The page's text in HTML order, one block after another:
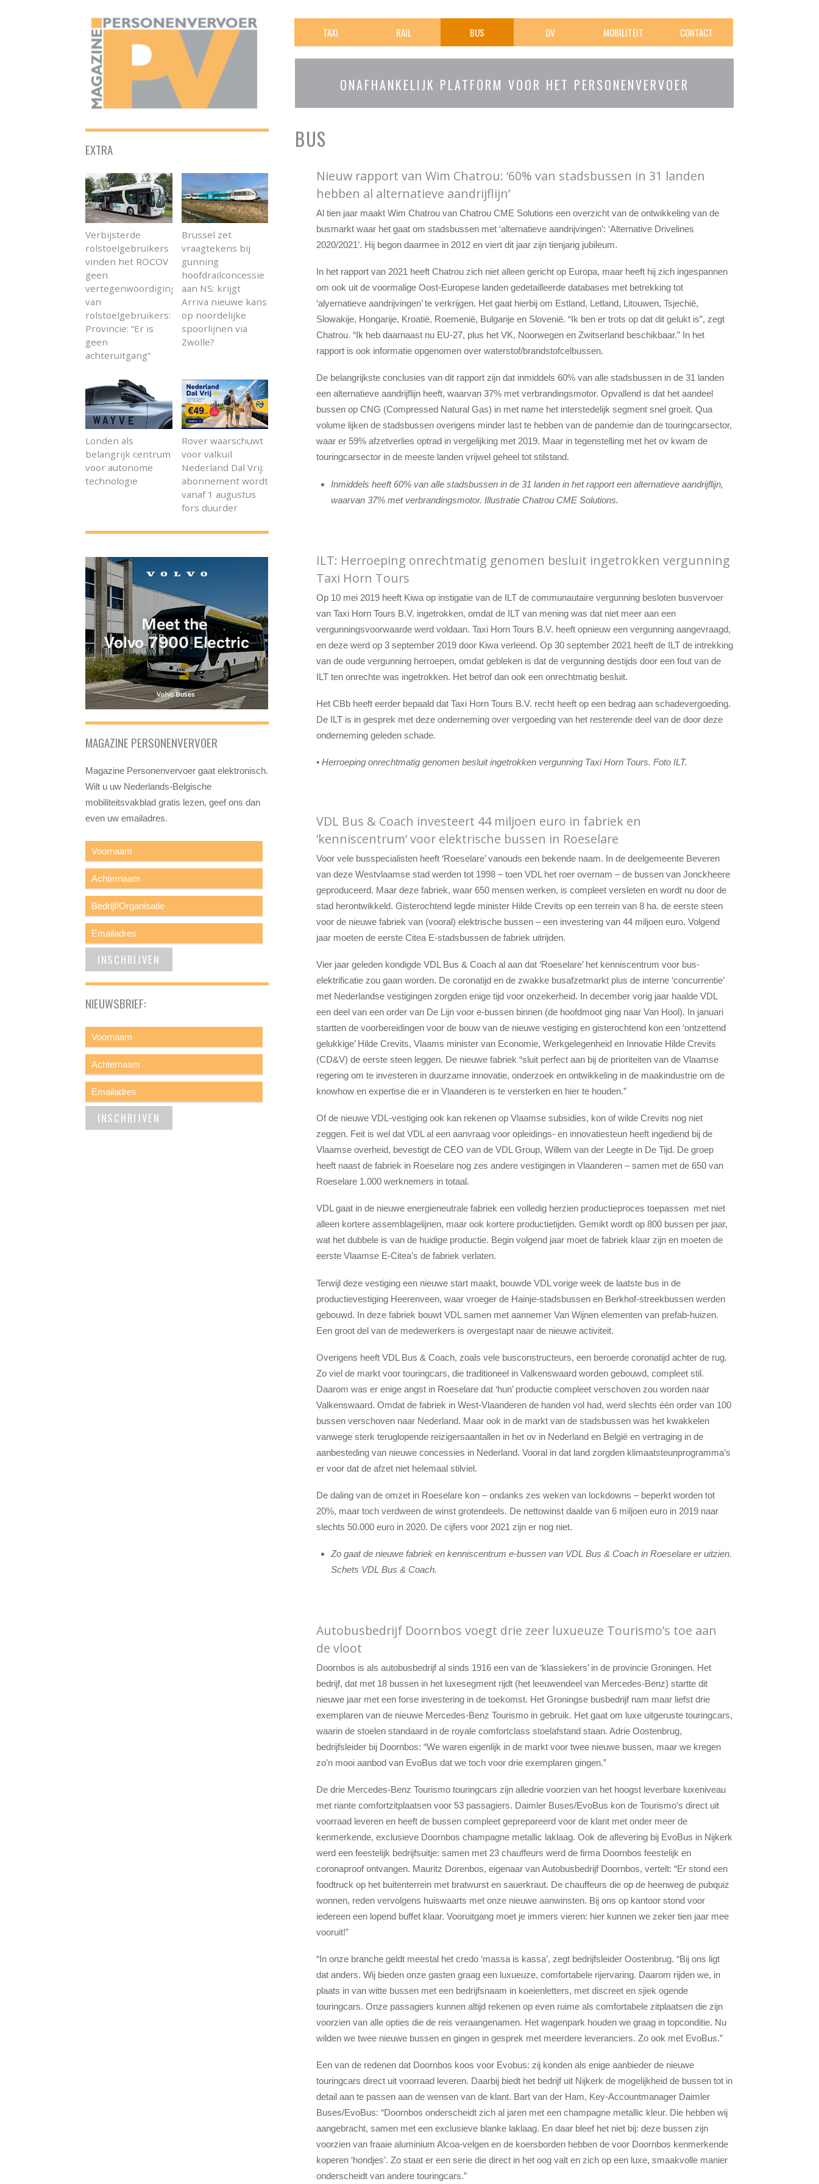
TAXI RAIL BUS OV MOBILITEIT CONTACT
ONAFHANKELIJK PLATFORM VOOR HET PERSONENVERVOER
BUS
Nieuw rapport van Wim Chatrou: ‘60% van stadsbussen in 31 landen
hebben al alternatieve aandrijflijn’
Al tien jaar maakt Wim Chatrou van Chatrou CME Solutions een overzicht van de ontwikkeling van de
busmarkt waar het gaat om stadsbussen met ‘alternatieve aandrijvingen’: ‘Alternative Drivelines
2020/2021’. Hij begon daarmee in 2012 en viert dit jaar zijn tienjarig jubileum.
In het rapport van 2021 heeft Chatrou zich niet alleen gericht op Europa, maar heeft hij zich ingespannen
om ook uit de voormalige Oost-Europese landen gedetailleerde databases met betrekking tot
‘alyernatieve aandrijvingen’ te verkrijgen. Het gaat hierbij om Estland, Letland, Litouwen, Tsjechië,
Slowakije, Hongarije, Kroatië, Roemenië, Bulgarije en Slovenië. “Ik ben er trots op dat dit gelukt is”, zegt
Chatrou. “Ik heb daarnaast nu EU-27, plus het VK, Noorwegen en Zwitserland beschikbaar.” In het
rapport is ook informatie opgenomen over waterstof/brandstofcelbussen.
De belangrijkste conclusies van dit rapport zijn dat inmiddels 60% van alle stadsbussen in de 31 landen
een alternatieve aandrijflijn heeft, waarvan 37% met verbrandingsmotor. Opvallend is dat het aandeel
bussen op CNG (Compressed Natural Gas) in met name het interstedelijk segment snel groeit. Qua
volume lijken de stadsbussen overigens minder last te hebben van de pandemie dan de touringcarsector,
waar er 59% afzetverlies optrad in vergelijking met 2019. Maar in tegenstelling met het ov kwam de
touringcarsector in de meeste landen vrijwel geheel tot stilstand.
Inmiddels heeft 60% van alle stadsbussen in de 31 landen in het rapport een alternatieve aandrijflijn,
waarvan 37% met verbrandingsmotor. Illustratie Chatrou CME Solutions.
ILT: Herroeping onrechtmatig genomen besluit ingetrokken vergunning
Taxi Horn Tours
Op 10 mei 2019 heeft Kiwa op instigatie van de ILT de communautaire vergunning besloten busvervoer
van Taxi Horn Tours B.V. ingetrokken, omdat de ILT van mening was dat niet meer aan een
vergunningsvoorwaarde werd voldaan. Taxi Horn Tours B.V. heeft opnieuw een vergunning aangevraagd,
en deze werd op 3 september 2019 door Kiwa verleend. Op 30 september 2021 heeft de ILT de intrekking
van de oude vergunning herroepen, omdat gebleken is dat de vergunning destijds door een fout van de
ILT ten onrechte was ingetrokken. Het betrof dan ook een onrechtmatig besluit.
Het CBb heeft eerder bepaald dat Taxi Horn Tours B.V. recht heeft op een bedrag aan schadevergoeding.
De ILT is in gesprek met deze onderneming over vergoeding van het resterende deel van de door deze
onderneming geleden schade.
• Herroeping onrechtmatig genomen besluit ingetrokken vergunning Taxi Horn Tours. Foto ILT.
VDL Bus & Coach investeert 44 miljoen euro in fabriek en
‘kenniscentrum’ voor elektrische bussen in Roeselare
Voor vele busspecialisten heeft ‘Roeselare’ vanouds een bekende naam. In de deelgemeente Beveren
van deze Westvlaamse stad werden tot 1998 – toen VDL het roer overnam – de bussen van Jonckheere
geproduceerd. Maar deze fabriek, waar 650 mensen werken, is compleet versleten en wordt nu door de
stad herontwikkeld. Gisterochtend legde minister Hilde Crevits op een terrein van 8 ha. de eerste steen
voor de nieuwe fabriek van (vooral) elektrische bussen – een investering van 44 miljoen euro. Volgend
jaar moeten de eerste Citea E-stadsbussen de fabriek uitrijden.
Vier jaar geleden kondigde VDL Bus & Coach al aan dat ‘Roeselare’ het kenniscentrum voor bus-
elektrificatie zou gaan worden. De coronatijd en de zwakke busafzetmarkt plus de interne ‘concurrentie’
met Nederlandse vestigingen zorgden enige tijd voor onzekerheid. In december vorig jaar haalde VDL
een deel van een order van De Lijn voor e-bussen binnen (de hoofdmoot ging naar Van Hool). In januari
startten de voorbereidingen voor de bouw van de nieuwe vestiging en gisterochtend kon een ‘ontzettend
gelukkige’ Hilde Crevits, Vlaams minister van Economie, Werkgelegenheid en Innovatie Hilde Crevits
(CD&V) de eerste steen leggen. De nieuwe fabriek “sluit perfect aan bij de prioriteiten van de Vlaamse
regering om te investeren in duurzame innovatie, onderzoek en ontwikkeling in de maakindustrie om de
knowhow en expertise die er in Vlaanderen is te versterken en hier te houden.”
Of de nieuwe VDL-vestiging ook kan rekenen op Vlaamse subsidies, kon of wilde Crevits nog niet
zeggen. Feit is wel dat VDL al een aanvraag voor opleidings- en innovatiesteun heeft ingediend bij de
Vlaamse overheid, bevestigt de CEO van de VDL Group, Willem van der Leegte in De Tijd. De groep
heeft naast de fabriek in Roeselare nog zes andere vestigingen in Vlaanderen – samen met de 650 van
Roeselare 1.000 werknemers in totaal.
VDL gaat in de nieuwe energieneutrale fabriek een volledig herzien productieproces toepassen met niet
alleen kortere assemblagelijnen, maar ook kortere productietijden. Gemikt wordt op 800 bussen per jaar,
wat het dubbele is van de huidige productie. Begin volgend jaar moet de fabriek klaar zijn en moeten de
eerste Vlaamse E-Citea’s de fabriek verlaten.
Terwijl deze vestiging een nieuwe start maakt, bouwde VDL vorige week de laatste bus in de
productievestiging Heerenveen, waar vroeger de Hainje-stadsbussen en Berkhof-streekbussen werden
gebouwd. In deze fabriek bouwt VDL samen met aannemer Van Wijnen elementen van prefab-huizen.
Een groot del van de medewerkers is overgestapt naar de nieuwe activiteit.
Overigens heeft VDL Bus & Coach, zoals vele busconstructeurs, een beroerde coronatijd achter de rug.
Zo viel de markt voor touringcars, die traditioneel in Valkenswaard worden gebouwd, compleet stil.
Daarom was er enige angst in Roeselare dat ‘hun’ productie compleet verschoven zou worden naar
Valkenswaard. Omdat de fabriek in West-Vlaanderen de handen vol had, werd slechts één order van 100
bussen verschoven naar Nederland. Maar ook in de markt van de stadsbussen was het kwakkelen
vanwege sterk teruglopende reizigersaantallen in het ov in Nederland en België en vertraging in de
aanbesteding van nieuwe concessies in Nederland. Vooral in dat land zorgden klimaatsteunprogramma’s
er voor dat de afzet niet helemaal stilviel.
De daling van de omzet in Roeselare kon – ondanks zes weken van lockdowns – beperkt worden tot
20%, maar toch verdween de winst grotendeels. De nettowinst daalde van 6 miljoen euro in 2019 naar
slechts 50.000 euro in 2020. De cijfers voor 2021 zijn er nog niet.
Zo gaat de nieuwe fabriek en kenniscentrum e-bussen van VDL Bus & Coach in Roeselare er uitzien.
Schets VDL Bus & Coach.
Autobusbedrijf Doornbos voegt drie zeer luxueuze Tourismo’s toe aan
de vloot
Doornbos is als autobusbedrijf al sinds 1916 een van de ‘klassiekers’ in de provincie Groningen. Het
bedrijf, dat met 18 bussen in het luxesegment rijdt (het leeuwendeel van Mercedes-Benz) startte dit
nieuwe jaar met een forse investering in de toekomst. Het Groningse busbedrijf nam maar liefst drie
exemplaren van de nieuwe Mercedes-Benz Tourismo in gebruik. Het gaat om luxe uitgeruste touringcars,
waarin de stoelen standaard in de royale comfortclass stoelafstand staan. Adrie Oostenbrug,
bedrijfsleider bij Doornbos: “We waren eigenlijk in de markt voor twee nieuwe bussen, maar we kregen
zo’n mooi aanbod van EvoBus dat we toch voor drie exemplaren gingen.”
De drie Mercedes-Benz Tourismo touringcars zijn alledrie voorzien van het hoogst leverbare luxeniveau
met riante comfortzitplaatsen voor 53 passagiers. Daimler Buses/EvoBus kon de Tourismo’s direct uit
voorraad leveren en heeft de bussen compleet geprepareerd voor de klant met onder meer de
kenmerkende, exclusieve Doornbos champagne metallic laklaag. Ook de aflevering bij EvoBus in Nijkerk
werd een feestelijk bedrijfsuitje: samen met 23 chauffeurs werd de firma Doornbos feestelijk en
coronaproof ontvangen. Mauritz Dorenbos, eigenaar van Autobusbedrijf Doornbos, vertelt: “Er stond een
foodtruck op het buitenterrein met bratwurst en sauerkraut. De chauffeurs die op de heenweg de pubquiz
wonnen, reden vervolgens huiswaarts met onze nieuwe aanwinsten. Bij ons op kantoor stond voor
iedereen een lopend buffet klaar. Vooruitgang moet je immers vieren: hier kunnen we zeker tien jaar mee
vooruit!”
“In onze branche geldt meestal het credo ‘massa is kassa’, zegt bedrijfsleider Oostenbrug. “Bij ons ligt
dat anders. Wij bieden onze gasten graag een luxueuze, comfortabele rijervaring. Daarom rijden we, in
plaats in van witte bussen met een bedrijfsnaam in koeienletters, met discreet en sjiek ogende
touringcars. Onze passagiers kunnen altijd rekenen op even ruime als comfortabele zitplaatsen die zijn
voorzien van alle opties die de reis veraangenamen. Het wagenpark houden we graag in topconditie. Nu
wilden we twee nieuwe bussen en gingen in gesprek met meerdere leveranciers. Zo ook met EvoBus.”
Een van de redenen dat Doornbos koos voor Evobus: zij konden als enige aanbieder de nieuwe
touringcars direct uit voorraad leveren. Daarbij biedt het bedrijf uit Nijkerk de mogelijkheid de bussen tot in
detail aan te passen aan de wensen van de klant. Bart van der Ham, Key-Accountmanager Daimler
Buses/EvoBus: “Doornbos onderscheidt zich al jaren met een champagne metallic kleur. Die hebben wij
aangebracht, samen met een exclusieve blanke laklaag. En daar bleef het niet bij: deze bussen zijn
voorzien van fraaie aluminium Alcoa-velgen en de koersborden hebben de voor Doornbos kenmerkende
koperen ‘hondjes’. Zo staat er een serie die direct in het oog valt en zich op een luxe, smaakvolle manier
onderscheidt van andere touringcars.”
EXTRA
Verbijsterde
rolstoelgebruikers
vinden het ROCOV
geen
vertegenwoordiging
van
rolstoelgebruikers:
Provincie: “Er is
geen
achteruitgang”
Brussel zet
vraagtekens bij
gunning
hoofdrailconcessie
aan NS: krijgt
Arriva nieuwe kans
op noordelijke
spoorlijnen via
Zwolle?
Londen als
belangrijk centrum
voor autonome
technologie
Rover waarschuwt
voor valkuil
Nederland Dal Vrij:
abonnement wordt
vanaf 1 augustus
fors duurder
MAGAZINE PERSONENVERVOER
Magazine Personenvervoer gaat elektronisch.
Wilt u uw Nederlands-Belgische
mobiliteitsvakblad gratis lezen, geef ons dan
even uw emailadres.
NIEUWSBRIEF: